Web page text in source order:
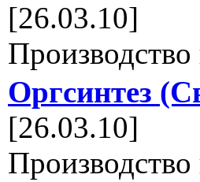
[26.03.10]
Оргсинтез
[26.03.10]